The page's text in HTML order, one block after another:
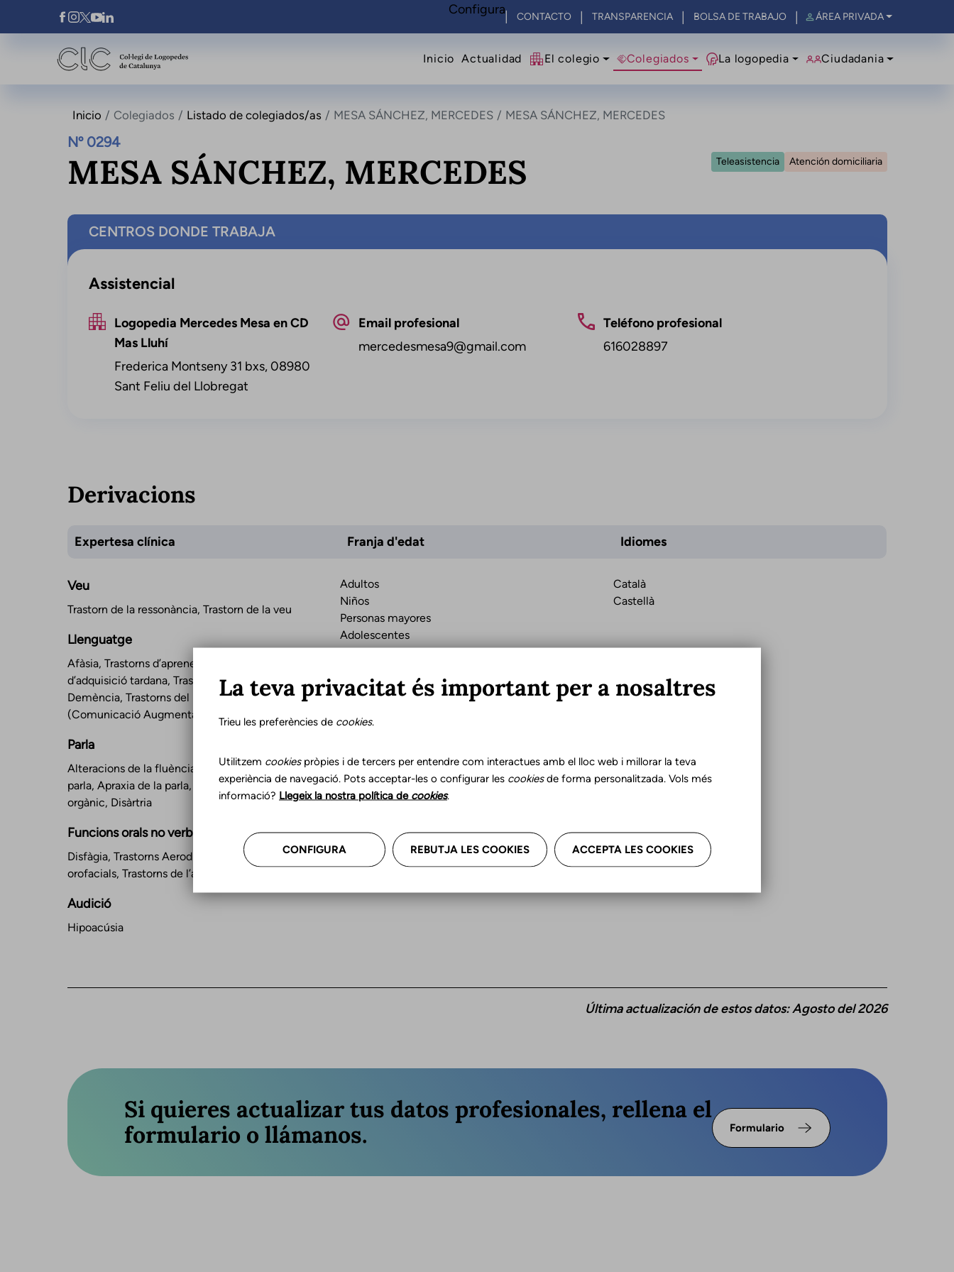
Pasar al contenido principal
Xarxes Socials CONTACTO TRANSPARENCIA BOLSA DE TRABAJO ÁREA PRIVADA
Navegació principal
Inicio Actualidad El colegio Colegiados La logopedia Ciudadania
Inicio Colegiados Listado de colegiados/as MESA SÁNCHEZ, MERCEDES MESA SÁNCHEZ, MERCEDES
Nº 0294
MESA SÁNCHEZ, MERCEDES Teleasistencia Atención domiciliaria
CENTROS DONDE TRABAJA
Assistencial
Logopedia Mercedes Mesa en CD
Mas Lluhí
Frederica Montseny 31 bxs, 08980
Sant Feliu del Llobregat
Email profesional
mercedesmesa9@gmail.com
Teléfono profesional
616028897
Derivacions
Expertesa clínica
Veu
Trastorn de la ressonància, Trastorn de la veu
Llenguatge
Afàsia, Trastorns d’aprenentatge, Bilingüisme
d’adquisició tardana, Trastorn de l’Espectre Autista,
Demència, Trastorns del llenguatge infantil, SAAC
(Comunicació Augmentativa i Alternativa)
Parla
Alteracions de la fluència, Trastorns dels sons de la
parla, Apraxia de la parla, Trastorns de parla d’origen
orgànic, Disàrtria
Funcions orals no verbals
Disfàgia, Trastorns Aerodigestius, Disfuncions
orofacials, Trastorns de l’alimentació en l’infant
Audició
Hipoacúsia
Franja d'edat
Adultos
Niños
Personas mayores
Adolescentes
Idiomes
Català
Castellà
Última actualización de estos datos: Agosto del 2026
Si quieres actualizar tus datos profesionales, rellena el
formulario o llámanos.
Formulario
Configura
La teva privacitat és important per a nosaltres
Trieu les preferències de cookies.
Utilitzem cookiespròpies i de tercers per entendre com interactues amb el lloc web i millorar la teva
experiència de navegació. Pots acceptar-les o configurar les cookiesde forma personalitzada. Vols més
informació? Llegeix la nostra política de cookies.
CONFIGURA REBUTJA LES COOKIES ACCEPTA LES COOKIES